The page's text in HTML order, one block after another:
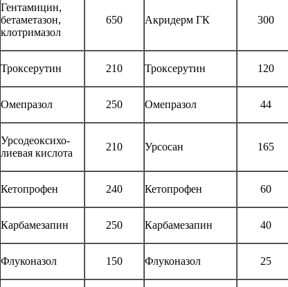
Гентамицин,
бетаметазон,
клотримазол
650 Акридерм ГК 300
Троксерутин 210 Троксерутин 120
Омепразол 250 Омепразол 44
Урсодеоксихо-
лиевая кислота
210 Урсосан 165
Кетопрофен 240 Кетопрофен 60
Карбамезапин 250 Карбамезапин 40
Флуконазол 150 Флуконазол 25